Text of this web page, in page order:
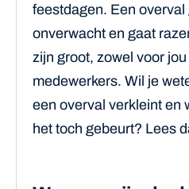
feestdagen. Een overval
onverwacht en gaat
zijn groot, zowel voor
medewerkers. Wil je
een overval verkleint en
het toch gebeurt? Lees